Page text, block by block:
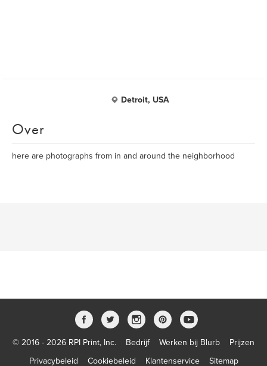
Detroit, USA
Over
here are photographs from in and around the neighborhood
© 2016 - 2026 RPI Print, Inc. Bedrijf Werken bij Blurb
Prijzen
Privacybeleid
Cookiebeleid Klantenservice Sitemap